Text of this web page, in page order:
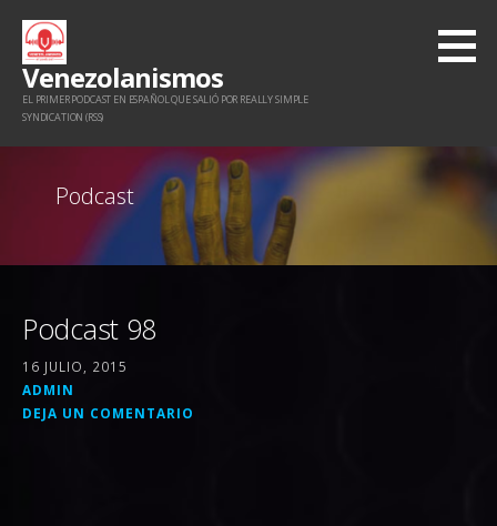
Saltar
contenido
Venezolanismos
EL PRIMER PODCAST EN ESPAÑOL QUE SALIÓ POR REALLY SIMPLE
SYNDICATION (RSS)
Podcast
Podcast 98
16 JULIO, 2015
ADMIN
DEJA UN COMENTARIO